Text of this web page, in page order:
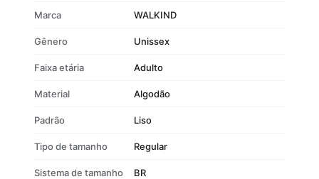
Estampa Walkind
Marca WALKIND
Gênero Unissex
Faixa etária Adulto
Material Algodão
Padrão Liso
Tipo de tamanho Regular
Sistema de tamanho BR